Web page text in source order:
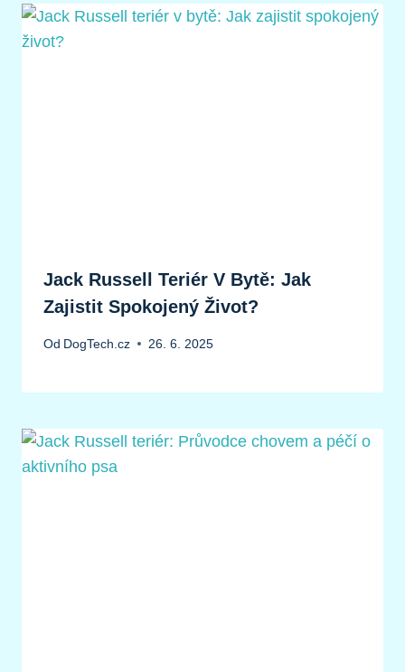
Jack Russell Teriér V Bytě: Jak
Zajistit Spokojený Život?
Od DogTech.cz 26. 6. 2025